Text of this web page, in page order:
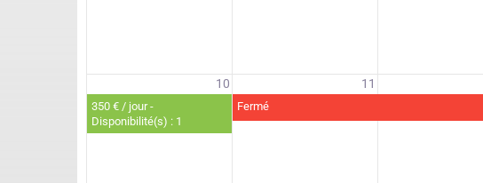
Fermé
350 € / jour -
Disponibilité(s) : 1
10 11